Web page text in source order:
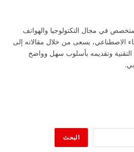
في مجال التكنولوجيا والهواتف
الاصطناعي، يسعى من خلال مقالاته إلى
وتقديمه بأسلوب سهل وواضح
البحث